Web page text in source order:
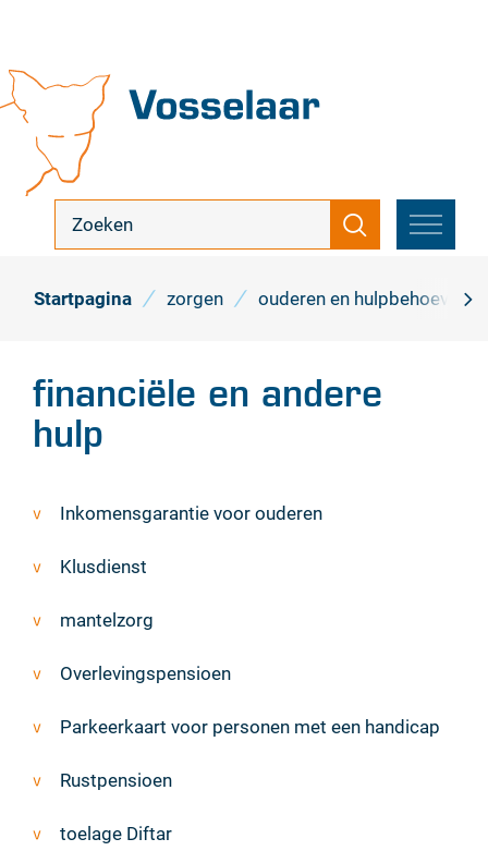
inhoud
Vosselaar
zoek
Zoeken
MENU
Startpagina zorgen ouderen en
financiële en andere
hulp
Thema's
Inkomensgarantie voor ouderen
Klusdienst
mantelzorg
Overlevingspensioen
Parkeerkaart voor personen met een handicap
Rustpensioen
toelage Diftar